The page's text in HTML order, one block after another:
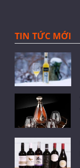
TIN TỨC MỚI